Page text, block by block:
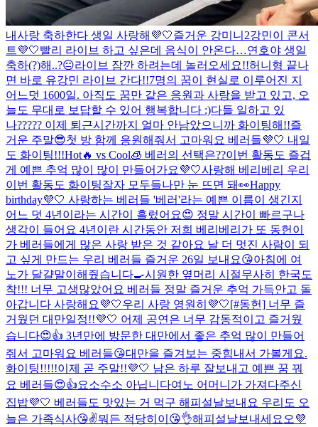
내사랑 축하한다 생일 사랑해💜🤍즐거운 강미니2강민이 콘서
트💜🤍빨리 라이브 하고 싶은데 음식이 안온다…연호야 생일
축하(?)해..?😐라이브 잠깐 하려는데 놀러오세요!!허니형 끝나
면 바로 유강민 라이브 간다!!7명의 꿈이 현실로 이루어진 지
어느덧 1600일. 아직도 꿈만 같은 응원과 사랑을 받고 있고, 오
늘도 무대로 보답할 수 있어 행복합니다 :)다들 일하고 있
나????? 이제 퇴근시간까지 얼마 안남았으니까 화이팅해!!즐
거운 주말😎첫 방 함께 응원해줘서 고마워요 베러들💜🤍 내일
도 화이팅!!!Hot🔥 vs Cool🧊 베러의 선택은??이번 활동도 즐겁
게 예쁜 추억 많이 많이 만들어가요💜🤍사랑해 베리베리 우리
이번 활동도 화이팅잘자 모두들나만 눈 뜨면 돼👀Happy
birthday💜🤍 사랑하는 베러들 '베러'라는 예쁜 이름이 생긴지
어느 덧 4년이라는 시간이 흘렀어요😍 정말 시간이 빠르구나
생각이 들어요 4년이란 시간동안 저희 베리베리가 또 동헌이
가 베러들에게 많은 사랑 받은 것 같아요 날 더 멋진 사람이 되
고 싶게 만드는 우리 베러들 즐거운 26일 보내요😘아침에 여
노가 달걀말이해줬습니다🍳시원한 옆머리 시절무사히 한국도
착!!! 너무 고생많았어요 베러들 정말 즐거운 추억 가득안고 돌
아갑니다 사랑해요💜🤍우리 사랑 영원히💜🤍[#동헌] 너무 즐
거웠던 대만일정!!💜🤍 어제 공연은 너무 감동적이고 즐거웠
습니다😍👍 3년만에 방문한 대만에서 좋은 추억 많이 만들어
줘서 고마워요 베러들😘대만을 즐겨보는 중힘내서 가볼게요.
화이팅!!!!!이제 곧 주말!!💜🤍 남은 하루 잘보내고 예쁜 꿈 꿔
요 베러들😍👍요소수소 아닙니다여노 어머니가 가져다주신
집밥💜🤍 베러들도 맛있는 거 먹구 해피설날보내요 우리도 오
늘은 가족식사😘✌️뭐든 적당히이😘👌해피설날보내세요오💜